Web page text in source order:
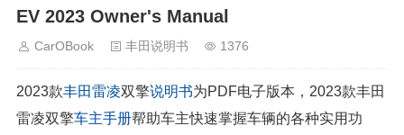
EV 2023 Owner's Manual
CarOBook 丰田说明书 1376
2023款丰田雷凌双擎说明书为PDF电子版本，2023款丰田
雷凌双擎车主手册帮助车主快速掌握车辆的各种实用功